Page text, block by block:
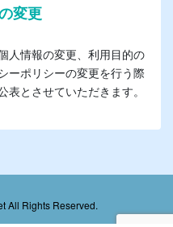
変更
人情報の変更、利用目的の
ーポリシーの変更を行う際
とさせていただきます。
All Rights Reserved.